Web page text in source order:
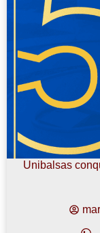
Unibalsas